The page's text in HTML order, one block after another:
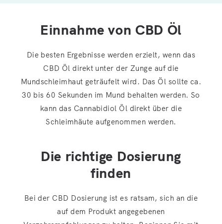
Einnahme von CBD Öl
Die besten Ergebnisse werden erzielt, wenn das
CBD Öl direkt unter der Zunge auf die
Mundschleimhaut geträufelt wird. Das Öl sollte ca.
30 bis 60 Sekunden im Mund behalten werden. So
kann das Cannabidiol Öl direkt über die
Schleimhäute aufgenommen werden.
Die richtige Dosierung
finden
Bei der CBD Dosierung ist es ratsam, sich an die
auf dem Produkt angegebenen